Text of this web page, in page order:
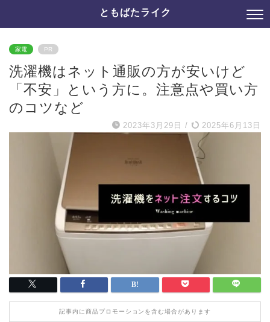
ともばたライク
家電 PR
洗濯機はネット通販の方が安いけど
「不安」という方に。注意点や買い方
のコツなど
2023年3月29日 / 2025年6月13日
記事内に商品プロモーションを含む場合があります